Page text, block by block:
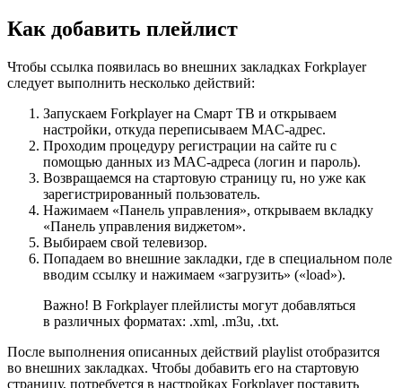
Как добавить плейлист
Чтобы ссылка появилась во внешних закладках Forkplayer
следует выполнить несколько действий:
Запускаем Forkplayer на Смарт ТВ и открываем
настройки, откуда переписываем MAC-адрес.
Проходим процедуру регистрации на сайте ru с
помощью данных из MAC-адреса (логин и пароль).
Возвращаемся на стартовую страницу ru, но уже как
зарегистрированный пользователь.
Нажимаем «Панель управления», открываем вкладку
«Панель управления виджетом».
Выбираем свой телевизор.
Попадаем во внешние закладки, где в специальном поле
вводим ссылку и нажимаем «загрузить» («load»).
Важно! В Forkplayer плейлисты могут добавляться
в различных форматах: .xml, .m3u, .txt.
После выполнения описанных действий playlist отобразится
во внешних закладках. Чтобы добавить его на стартовую
страницу, потребуется в настройках Forkplayer поставить